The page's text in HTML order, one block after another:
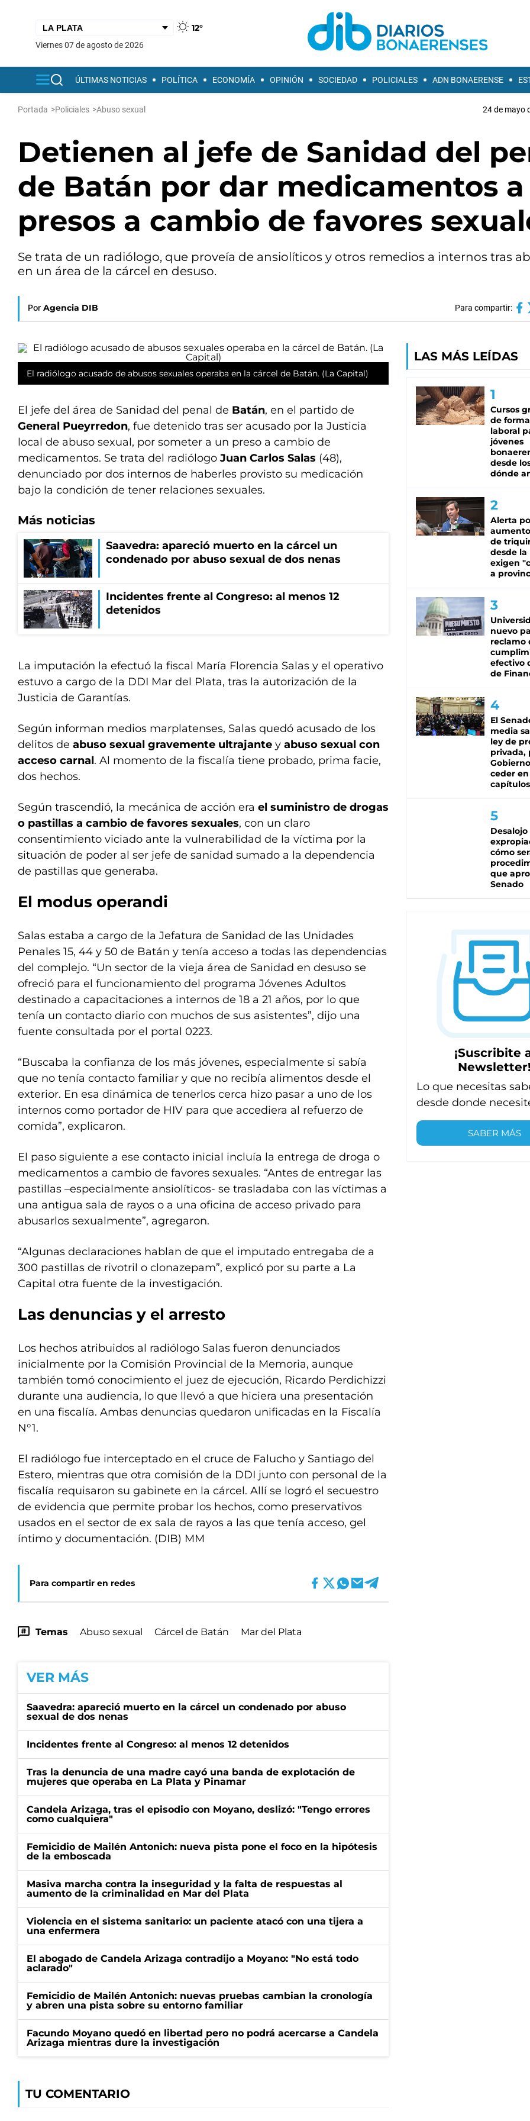
12°
viernes 07 de agosto de 2026
ÚLTIMAS NOTICIAS POLÍTICA ECONOMÍA OPINIÓN SOCIEDAD POLICIALES ADN BONAERENSE
Portada >Policiales >Abuso sexual 24 de mayo
Detienen al jefe de Sanidad del
de Batán por dar medicamentos a
presos a cambio de favores
Se trata de un radiólogo, que proveía de ansiolíticos y otros remedios a internos tras
en un área de la cárcel en desuso.
Por Agencia DIB Para compartir:
El radiólogo acusado de abusos sexuales operaba en la cárcel de Batán. (La Capital)
El jefe del área de Sanidad del penal de Batán, en el partido de
General Pueyrredon, fue detenido tras ser acusado por la Justicia
local de abuso sexual, por someter a un preso a cambio de
medicamentos. Se trata del radiólogo Juan Carlos Salas (48),
denunciado por dos internos de haberles provisto su medicación
bajo la condición de tener relaciones sexuales.
Más noticias
Saavedra: apareció muerto en la cárcel un
condenado por abuso sexual de dos nenas
Incidentes frente al Congreso: al menos 12
detenidos
La imputación la efectuó la fiscal María Florencia Salas y el operativo
estuvo a cargo de la DDI Mar del Plata, tras la autorización de la
Justicia de Garantías.
Según informan medios marplatenses, Salas quedó acusado de los
delitos de abuso sexual gravemente ultrajante y abuso sexual con
acceso carnal. Al momento de la fiscalía tiene probado, prima facie,
dos hechos.
Según trascendió, la mecánica de acción era el suministro de drogas
o pastillas a cambio de favores sexuales, con un claro
consentimiento viciado ante la vulnerabilidad de la víctima por la
situación de poder al ser jefe de sanidad sumado a la dependencia
de pastillas que generaba.
El modus operandi
Salas estaba a cargo de la Jefatura de Sanidad de las Unidades
Penales 15, 44 y 50 de Batán y tenía acceso a todas las dependencias
del complejo. “Un sector de la vieja área de Sanidad en desuso se
ofreció para el funcionamiento del programa Jóvenes Adultos
destinado a capacitaciones a internos de 18 a 21 años, por lo que
tenía un contacto diario con muchos de sus asistentes”, dijo una
fuente consultada por el portal 0223.
“Buscaba la confianza de los más jóvenes, especialmente si sabía
que no tenía contacto familiar y que no recibía alimentos desde el
exterior. En esa dinámica de tenerlos cerca hizo pasar a uno de los
internos como portador de HIV para que accediera al refuerzo de
comida”, explicaron.
El paso siguiente a ese contacto inicial incluía la entrega de droga o
medicamentos a cambio de favores sexuales. “Antes de entregar las
pastillas –especialmente ansiolíticos- se trasladaba con las víctimas a
una antigua sala de rayos o a una oficina de acceso privado para
abusarlos sexualmente”, agregaron.
“Algunas declaraciones hablan de que el imputado entregaba de a
300 pastillas de rivotril o clonazepam”, explicó por su parte a La
Capital otra fuente de la investigación.
Las denuncias y el arresto
Los hechos atribuidos al radiólogo Salas fueron denunciados
inicialmente por la Comisión Provincial de la Memoria, aunque
también tomó conocimiento el juez de ejecución, Ricardo Perdichizzi
durante una audiencia, lo que llevó a que hiciera una presentación
en una fiscalía. Ambas denuncias quedaron unificadas en la Fiscalía
N°1.
El radiólogo fue interceptado en el cruce de Falucho y Santiago del
Estero, mientras que otra comisión de la DDI junto con personal de la
fiscalía requisaron su gabinete en la cárcel. Allí se logró el secuestro
de evidencia que permite probar los hechos, como preservativos
usados en el sector de ex sala de rayos a las que tenía acceso, gel
íntimo y documentación. (DIB) MM
Para compartir en redes
Temas Abuso sexual Cárcel de Batán Mar del Plata
VER MÁS
Saavedra: apareció muerto en la cárcel un condenado por abuso
sexual de dos nenas
Incidentes frente al Congreso: al menos 12 detenidos
Tras la denuncia de una madre cayó una banda de explotación de
mujeres que operaba en La Plata y Pinamar
Candela Arizaga, tras el episodio con Moyano, deslizó: "Tengo errores
como cualquiera"
Femicidio de Mailén Antonich: nueva pista pone el foco en la hipótesis
de la emboscada
Masiva marcha contra la inseguridad y la falta de respuestas al
aumento de la criminalidad en Mar del Plata
Violencia en el sistema sanitario: un paciente atacó con una tijera a
una enfermera
El abogado de Candela Arizaga contradijo a Moyano: "No está todo
aclarado"
Femicidio de Mailén Antonich: nuevas pruebas cambian la cronología
y abren una pista sobre su entorno familiar
Facundo Moyano quedó en libertad pero no podrá acercarse a Candela
Arizaga mientras dure la investigación
TU COMENTARIO
LAS MÁS LEÍDAS
Cursos
de
laboral
jóvenes
desde
dónde
Alerta
de
desde la
exigen
a
nuevo
reclamo
efectivo
de
El
media
ley de
privada,
ceder
capítulos
cómo
que
Senado
¡Suscribite
Newsletter!
Lo que necesitas
desde donde
SABER MÁS